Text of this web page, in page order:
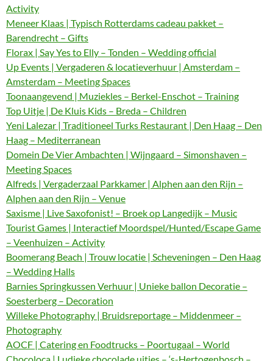
Activity
Meneer Klaas | Typisch Rotterdams cadeau pakket –
Barendrecht – Gifts
Florax | Say Yes to Elly – Tonden – Wedding official
Up Events | Vergaderen & locatieverhuur | Amsterdam –
Amsterdam – Meeting Spaces
Toonaangevend | Muziekles – Berkel-Enschot – Training
Top Uitje | De Kluis Kids – Breda – Children
Yeni Lalezar | Traditioneel Turks Restaurant | Den Haag – Den
Haag – Mediterranean
Domein De Vier Ambachten | Wijngaard – Simonshaven –
Meeting Spaces
Alfreds | Vergaderzaal Parkkamer | Alphen aan den Rijn –
Alphen aan den Rijn – Venue
Saxisme | Live Saxofonist! – Broek op Langedijk – Music
Tourist Games | Interactief Moordspel/Hunted/Escape Game
– Veenhuizen – Activity
Boomerang Beach | Trouw locatie | Scheveningen – Den Haag
– Wedding Halls
Barnies Springkussen Verhuur | Unieke ballon Decoratie –
Soesterberg – Decoration
Willeke Photography | Bruidsreportage – Middenmeer –
Photography
AOCF | Catering en Foodtrucks – Poortugaal – World